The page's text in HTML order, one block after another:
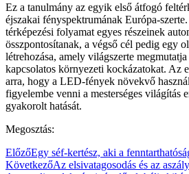
Ez a tanulmány az egyik első átfogó
éjszakai fényspektrumának Európa-
térképezési folyamat egyes részeinek
összpontosítanak, a végső cél pedig egy
létrehozása, amely világszerte
kapcsolatos környezeti kockázatokat. Az
arra, hogy a LED-fények növekvő
figyelembe venni a mesterséges világítás
gyakorolt hatását.
Megosztás:
ElőzőEgy séf-kertész, aki a
KövetkezőAz elsivatagosodás és az